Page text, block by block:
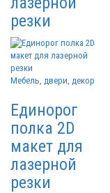
резки
Мебель, двери, декор
Единорог
полка 2D
макет для
лазерной
резки